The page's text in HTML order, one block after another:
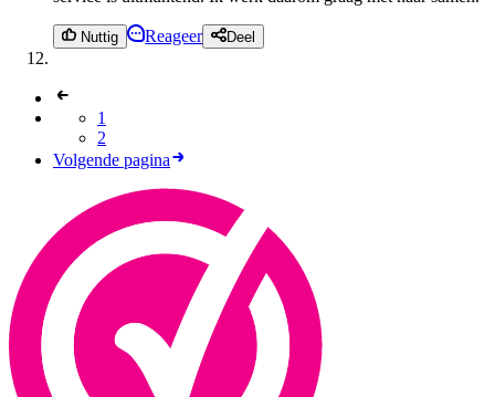
Nuttig Reageer Deel
1
2
Volgende pagina